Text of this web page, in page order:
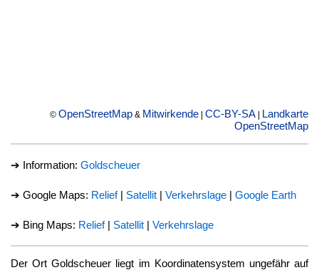
© OpenStreetMap & Mitwirkende CC-BY-SA Landkarte
OpenStreetMap
➔ Information: Goldscheuer
➔ Google Maps: Relief| Satellit | Verkehrslage | Google Earth
➔ Bing Maps: Relief| Satellit | Verkehrslage
Der OrtGoldscheuer liegt im Koordinatensystem ungefähr auf